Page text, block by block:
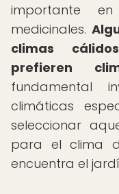
importante
medicinales.
climas
prefieren
fundamental
climáticas
seleccionar
para el clima
encuentra el